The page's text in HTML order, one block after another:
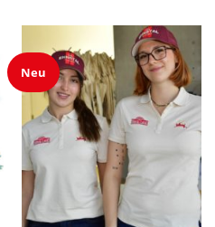
Neu